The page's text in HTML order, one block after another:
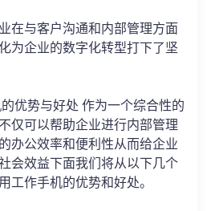
在与客户沟通和内部管理方面
为企业的数字化转型打下了坚
优势与好处 作为一个综合性的
仅可以帮助企业进行内部管理
办公效率和便利性从而给企业
会效益下面我们将从以下几个
工作手机的优势和好处。